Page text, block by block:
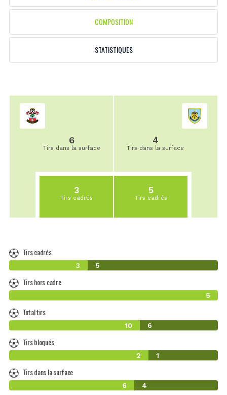
COMPOSITION
STATISTIQUES
6
Tirs dans la surface
3
Tirs cadrés
4
Tirs dans la surface
5
Tirs cadrés
Tirs cadrés
3 5
Tirs hors cadre
5
Total tirs
10 6
Tirs bloqués
2 1
Tirs dans la surface
6 4